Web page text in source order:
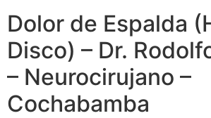
Dolor de Espalda
Disco) – Dr.
– Neurocirujano –
Cochabamba